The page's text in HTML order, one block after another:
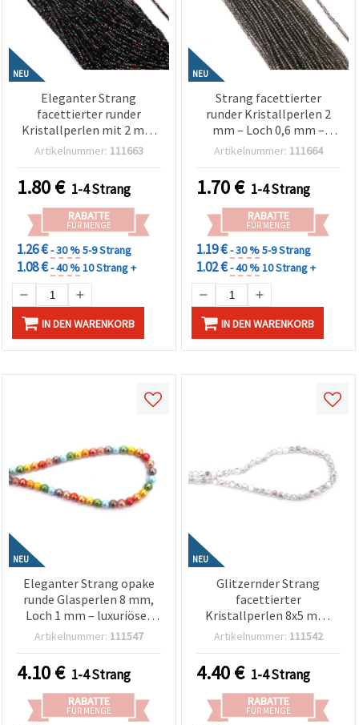
NEU
Eleganter Strang
facettierter runder
Kristallperlen mit 2 mm
Loch (0,6 mm) – glatt,
Regenbogen mit
schimmerndem AB-
Finish, ca. 220 Stk.
Artikelnummer: 111663
1.80€ 1-4 Strang
RABATTE
FÜR MENGE
1.26 €- 30 %5-9 Strang
1.08 €- 40 %10 Strang +
IN DEN WARENKORB
NEU
Strang facettierter
runder Kristallperlen 2
mm – Loch 0,6 mm –
Transparent galvanisiert
Glanz, ca. 200 Stück (Mix)
Artikelnummer: 111664
1.70€ 1-4 Strang
RABATTE
FÜR MENGE
1.19 €- 30 %5-9 Strang
1.02 €- 40 %10 Strang +
IN DEN WARENKORB
NEU
Eleganter Strang opake
runde Glasperlen 8 mm,
Loch 1 mm – luxuriöser
Perlenfarben-Mix
schimmernder AB-
Beschichtung, ca. 50 Stück
Artikelnummer: 111547
4.10€ 1-4 Strang
RABATTE
FÜR MENGE
NEU
Glitzernder Strang
facettierter
Kristallperlen 8x5 mm,
Loch 1 mm – Transparent
schimmernder AB-
Beschichtung, ca. 100
Stück (Perlen zum
Basteln)
Artikelnummer: 111542
4.40€ 1-4 Strang
RABATTE
FÜR MENGE